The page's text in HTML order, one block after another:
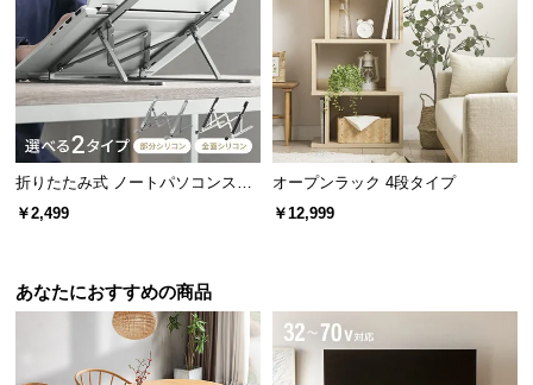
サ
ポ
ー
ト
お
せ
お湯が沸いたらアラーム音でお知らせ。目を離せて
時間を有効活用できます。
折りたたみ式 ノートパソコンスタ
ンド
￥2,499
オープンラック 4段タイプ
￥12,999
あなたにおすすめの商品